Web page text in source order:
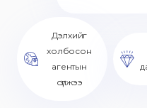
Дэлхийг
холбосон
агентын
сүлжээ